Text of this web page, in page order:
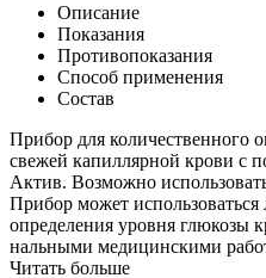
Описание
Показания
Противопоказания
Способ применения
Состав
Прибор для количественного
свежей капиллярной крови с
Актив. Возможно
Прибор может
определения уровня глюкозы
нальными медицинскими
Читать больше